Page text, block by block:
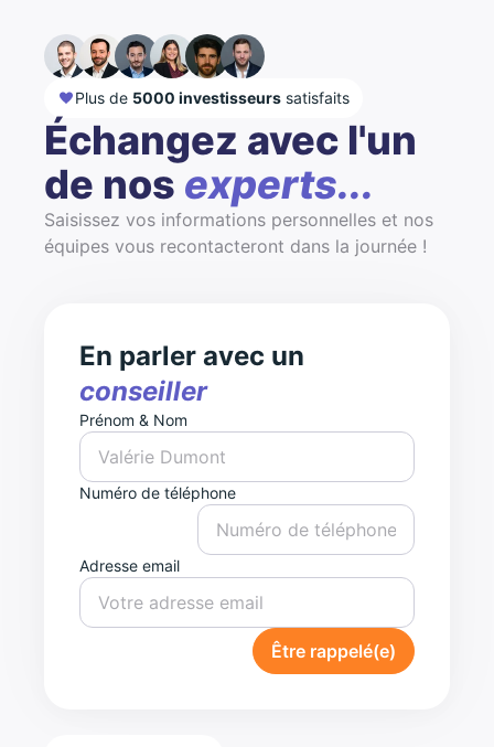
Plus de 5000 investisseurs satisfaits
Échangez avec l'un
de nos experts...
Saisissez vos informations personnelles et nos
équipes vous recontacteront dans la journée !
En parler avec un
conseiller
Prénom & Nom
Numéro de téléphone
Adresse email
Être rappelé(e)